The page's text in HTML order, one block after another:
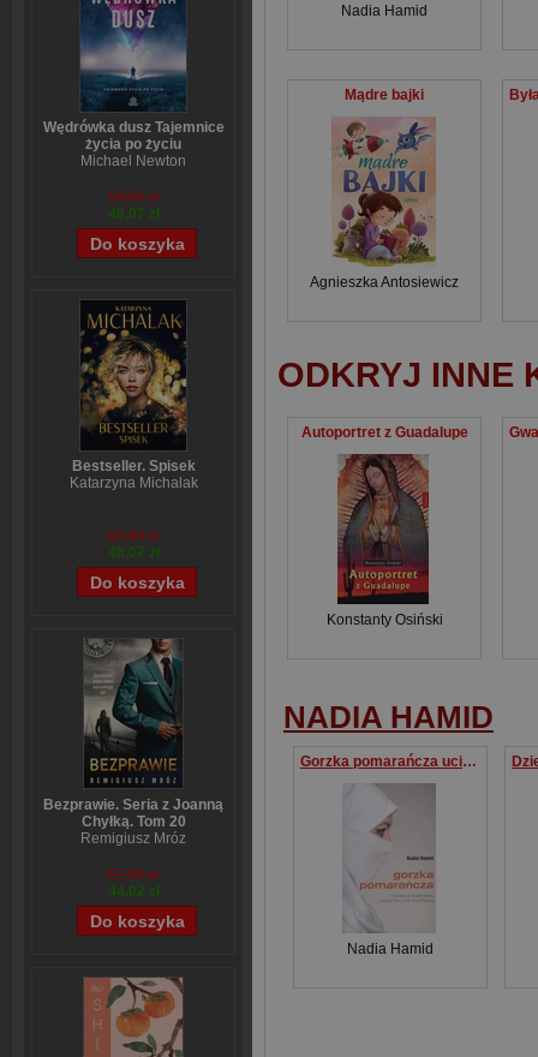
Wędrówka dusz Tajemnice
życia po życiu
Michael Newton
59,84 zł
48,07 zł
Bestseller. Spisek
Katarzyna Michalak
59,84 zł
48,07 zł
Bezprawie. Seria z Joanną
Chyłką. Tom 20
Remigiusz Mróz
57,60 zł
44,02 zł
Nadia Hamid
Mądre bajki
Agnieszka Antosiewicz
ODKRYJ INNE
Autoportret z Guadalupe
Konstanty Osiński
NADIA HAMID
Gorzka pomarańcza ucieczka ze świata islamu historia Polki, żony muzułmanina
Nadia Hamid